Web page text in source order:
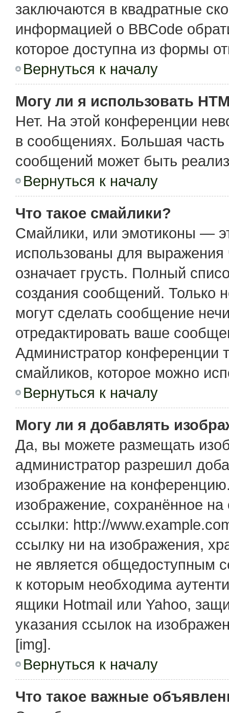
заключаются в квадратные
информацией о BBCode
которое доступна из формы
Вернуться к началу
Могу ли я использовать
Нет. На этой конференции
в сообщениях. Большая
сообщений может быть
Вернуться к началу
Что такое смайлики?
Смайлики, или эмотиконы —
использованы для выражения
означает грусть. Полный
создания сообщений. Только
могут сделать сообщение
отредактировать ваше
Администратор конференции
смайликов, которое можно
Вернуться к началу
Могу ли я добавлять
Да, вы можете размещать
администратор разрешил
изображение на
изображение, сохранённое
ссылки: http://
ссылку ни на изображения,
не является общедоступным
к которым необходима
ящики Hotmail или Yahoo,
указания ссылок на
[img].
Вернуться к началу
Что такое важные